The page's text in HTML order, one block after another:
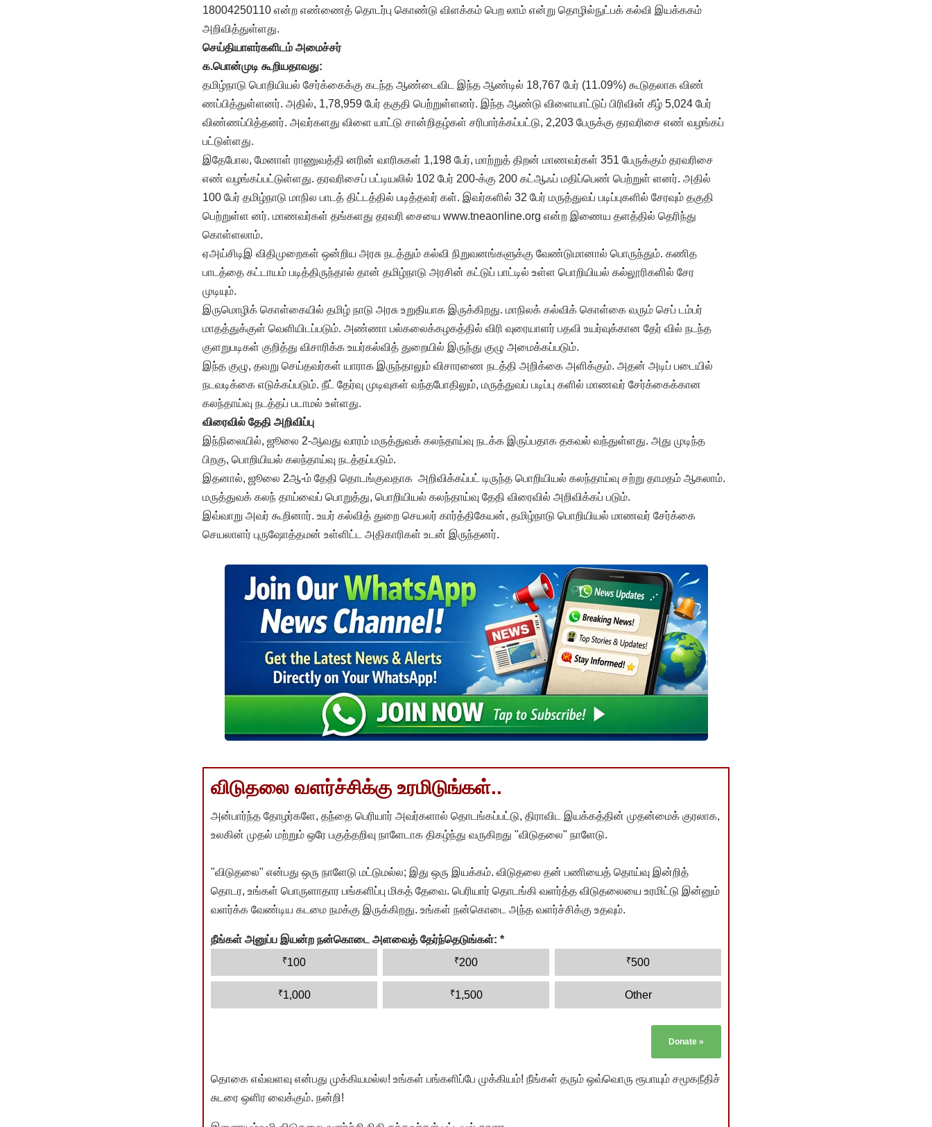
18004250110 என்ற எண்ணைத் தொடர்பு கொண்டு விளக்கம் பெற லாம் என்று தொழில்நுட்பக் கல்வி இயக்ககம்
அறிவித்துள்ளது.
செய்தியாளர்களிடம் அமைச்சர்
க.பொன்முடி கூறியதாவது:
தமிழ்நாடு பொறியியல் சேர்க்கைக்கு கடந்த ஆண்டைவிட இந்த ஆண்டில் 18,767 பேர் (11.09%) கூடுதலாக விண்
ணப்பித்துள்ளனர். அதில், 1,78,959 பேர் தகுதி பெற்றுள்ளனர். இந்த ஆண்டு விளையாட்டுப் பிரிவின் கீழ் 5,024 பேர்
விண்ணப்பித்தனர். அவர்களது விளை யாட்டு சான்றிதழ்கள் சரிபார்க்கப்பட்டு, 2,203 பேருக்கு தரவரிசை எண் வழங்கப்
பட்டுள்ளது.
இதேபோல, மேனாள் ராணுவத்தி னரின் வாரிசுகள் 1,198 பேர், மாற்றுத் திறன் மாணவர்கள் 351 பேருக்கும் தரவரிசை
எண் வழங்கப்பட்டுள்ளது. தரவரிசைப் பட்டியலில் 102 பேர் 200-க்கு 200 கட்ஆஃப் மதிப்பெண் பெற்றுள் ளனர். அதில்
100 பேர் தமிழ்நாடு மாநில பாடத் திட்டத்தில் படித்தவர் கள். இவர்களில் 32 பேர் மருத்துவப் படிப்புகளில் சேரவும் தகுதி
பெற்றுள்ள னர். மாணவர்கள் தங்களது தரவரி சையை www.tneaonline.org என்ற இணைய தளத்தில் தெரிந்து
கொள்ளலாம்.
ஏஅய்சிடிஇ விதிமுறைகள் ஒன்றிய அரசு நடத்தும் கல்வி நிறுவனங்களுக்கு வேண்டுமானால் பொருந்தும். கணித
பாடத்தை கட்டாயம் படித்திருந்தால் தான் தமிழ்நாடு அரசின் கட்டுப் பாட்டில் உள்ள பொறியியல் கல்லூரிகளில் சேர
முடியும்.
இருமொழிக் கொள்கையில் தமிழ் நாடு அரசு உறுதியாக இருக்கிறது. மாநிலக் கல்விக் கொள்கை வரும் செப் டம்பர்
மாதத்துக்குள் வெளியிடப்படும். அண்ணா பல்கலைக்கழகத்தில் விரி வுரையாளர் பதவி உயர்வுக்கான தேர் வில் நடந்த
குளறுபடிகள் குறித்து விசாரிக்க உயர்கல்வித் துறையில் இருந்து குழு அமைக்கப்படும்.
இந்த குழு, தவறு செய்தவர்கள் யாராக இருந்தாலும் விசாரணை நடத்தி அறிக்கை அளிக்கும். அதன் அடிப் படையில்
நடவடிக்கை எடுக்கப்படும். நீட் தேர்வு முடிவுகள் வந்தபோதிலும், மருத்துவப் படிப்பு களில் மாணவர் சேர்க்கைக்கான
கலந்தாய்வு நடத்தப் படாமல் உள்ளது.
விரைவில் தேதி அறிவிப்பு
இந்நிலையில், ஜூலை 2-ஆவது வாரம் மருத்துவக் கலந்தாய்வு நடக்க இருப்பதாக தகவல் வந்துள்ளது. அது முடிந்த
பிறகு, பொறியியல் கலந்தாய்வு நடத்தப்படும்.
இதனால், ஜூலை 2ஆ-ம் தேதி தொடங்குவதாக அறிவிக்கப்பட் டிருந்த பொறியியல் கலந்தாய்வு சற்று தாமதம் ஆகலாம்.
மருத்துவக் கலந் தாய்வைப் பொறுத்து, பொறியியல் கலந்தாய்வு தேதி விரைவில் அறிவிக்கப் படும்.
இவ்வாறு அவர் கூறினார். உயர் கல்வித் துறை செயலர் கார்த்திகேயன், தமிழ்நாடு பொறியியல் மாணவர் சேர்க்கை
செயலாளர் புருஷோத்தமன் உள்ளிட்ட அதிகாரிகள் உடன் இருந்தனர்.
விடுதலை வளர்ச்சிக்கு உரமிடுங்கள்..
அன்பார்ந்த தோழர்களே, தந்தை பெரியார் அவர்களால் தொடங்கப்பட்டு, திராவிட இயக்கத்தின் முதன்மைக் குரலாக,
உலகின் முதல் மற்றும் ஒரே பகுத்தறிவு நாளேடாக திகழ்ந்து வருகிறது "விடுதலை" நாளேடு.
"விடுதலை" என்பது ஒரு நாளேடு மட்டுமல்ல; இது ஒரு இயக்கம். விடுதலை தன் பணியைத் தொய்வு இன்றித்
தொடர, உங்கள் பொருளாதார பங்களிப்பு மிகத் தேவை. பெரியார் தொடங்கி வளர்த்த விடுதலையை உரமிட்டு இன்னும்
வளர்க்க வேண்டிய கடமை நமக்கு இருக்கிறது. உங்கள் நன்கொடை அந்த வளர்ச்சிக்கு உதவும்.
நீங்கள் அனுப்ப இயன்ற நன்கொடை அளவைத் தேர்ந்தெடுங்கள்: *
₹100 ₹200 ₹500
₹1,000 ₹1,500 Other
Donate »
தொகை எவ்வளவு என்பது முக்கியமல்ல! உங்கள் பங்களிப்பே முக்கியம்! நீங்கள் தரும் ஒவ்வொரு ரூபாயும் சமூகநீதிச்
சுடரை ஒளிர வைக்கும். நன்றி!